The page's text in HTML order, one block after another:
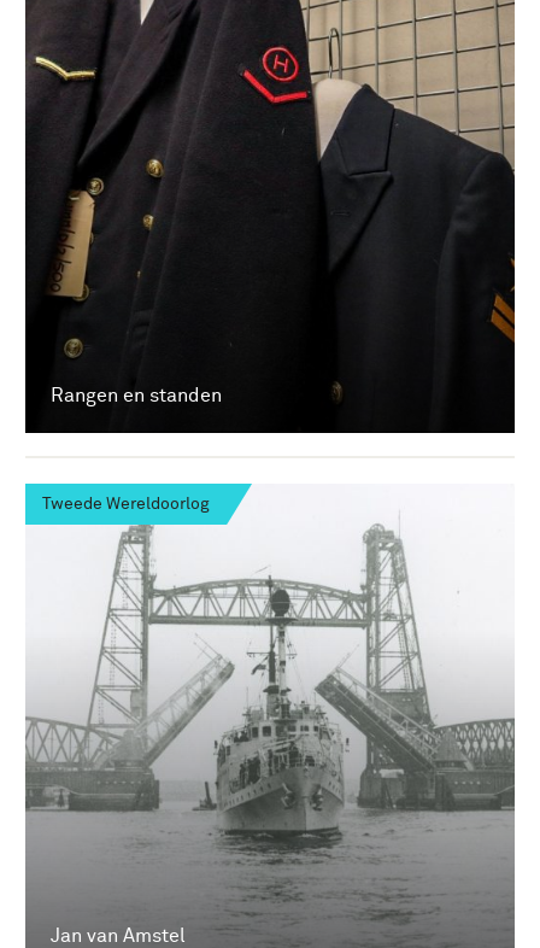
Rangen en standen
Tweede Wereldoorlog
Jan van Amstel